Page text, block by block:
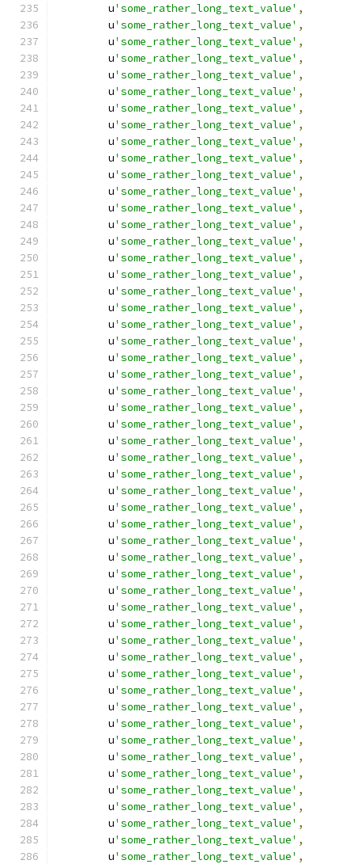
        u
'some_rather_long_text_value' ,
        u
'some_rather_long_text_value' ,
        u
'some_rather_long_text_value' ,
        u
'some_rather_long_text_value' ,
        u
'some_rather_long_text_value' ,
        u
'some_rather_long_text_value' ,
        u
'some_rather_long_text_value' ,
        u
'some_rather_long_text_value' ,
        u
'some_rather_long_text_value' ,
        u
'some_rather_long_text_value' ,
        u
'some_rather_long_text_value' ,
        u
'some_rather_long_text_value' ,
        u
'some_rather_long_text_value' ,
        u
'some_rather_long_text_value' ,
        u
'some_rather_long_text_value' ,
        u
'some_rather_long_text_value' ,
        u
'some_rather_long_text_value' ,
        u
'some_rather_long_text_value' ,
        u
'some_rather_long_text_value' ,
        u
'some_rather_long_text_value' ,
        u
'some_rather_long_text_value' ,
        u
'some_rather_long_text_value' ,
        u
'some_rather_long_text_value' ,
        u
'some_rather_long_text_value' ,
        u
'some_rather_long_text_value' ,
        u
'some_rather_long_text_value' ,
        u
'some_rather_long_text_value' ,
        u
'some_rather_long_text_value' ,
        u
'some_rather_long_text_value' ,
        u
'some_rather_long_text_value' ,
        u
'some_rather_long_text_value' ,
        u
'some_rather_long_text_value' ,
        u
'some_rather_long_text_value' ,
        u
'some_rather_long_text_value' ,
        u
'some_rather_long_text_value' ,
        u
'some_rather_long_text_value' ,
        u
'some_rather_long_text_value' ,
        u
'some_rather_long_text_value' ,
        u
'some_rather_long_text_value' ,
        u
'some_rather_long_text_value' ,
        u
'some_rather_long_text_value' ,
        u
'some_rather_long_text_value' ,
        u
'some_rather_long_text_value' ,
        u
'some_rather_long_text_value' ,
        u
'some_rather_long_text_value' ,
        u
'some_rather_long_text_value' ,
        u
'some_rather_long_text_value' ,
        u
'some_rather_long_text_value' ,
        u
'some_rather_long_text_value' ,
        u
'some_rather_long_text_value' ,
        u
'some_rather_long_text_value' ,
        u
'some_rather_long_text_value' ,